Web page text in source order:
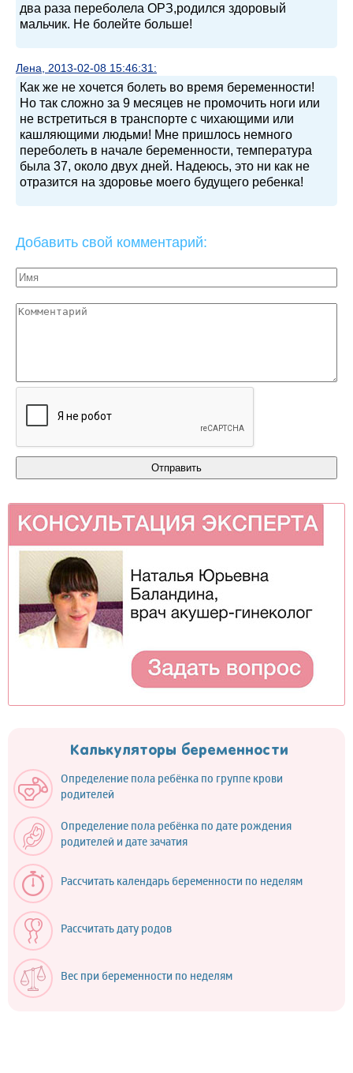
два раза переболела ОРЗ,родился здоровый
мальчик. Не болейте больше!
Лена, 2013-02-08 15:46:31:
Как же не хочется болеть во время беременности!
Но так сложно за 9 месяцев не промочить ноги или
не встретиться в транспорте с чихающими или
кашляющими людьми! Мне пришлось немного
переболеть в начале беременности, температура
была 37, около двух дней. Надеюсь, это ни как не
отразится на здоровье моего будущего ребенка!
Добавить свой комментарий:
Калькуляторы беременности
Определение пола ребёнка по группе крови
родителей
Определение пола ребёнка по дате рождения
родителей и дате зачатия
Рассчитать календарь беременности по неделям
Рассчитать дату родов
Вес при беременности по неделям